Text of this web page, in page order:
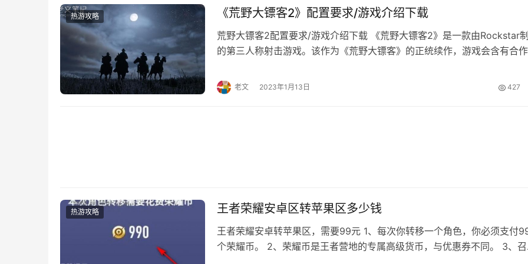
5，跟随指引，清除死域
1，与阿凡
2，用水元素攻击石头花
热游攻略 《荒野大镖客2》配置要求/游戏介绍下载
荒野大镖客2配置要求/游戏介绍下载 《荒野大镖客2》是一款由Rockstar
的第三人称射击游戏。该作为《荒野大镖客》的正统续作，游戏会含有合作
帮派时，蛮荒的西部时代迎来了最后的黄昏。不愿投降或是屈服的人，只有
路一条。亚瑟·摩根和范德林德帮众在黑水镇的一次抢劫行动遭遇了始料不及
老文 2023年1月13日 427
热游攻略 王者荣耀安卓区转苹果区多少钱
王者荣耀安卓转苹果区，需要99元 1、每次你转移一个角色，你必须支付
个荣耀币。 2、荣耀币是王者营地的专属高级货币，与优惠券不同。 3、召